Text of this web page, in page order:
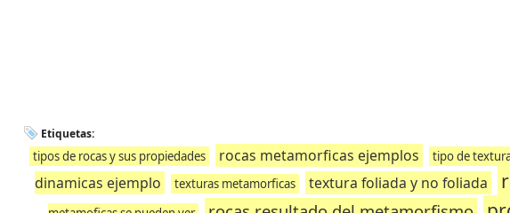
Etiquetas:
tipos de rocas y sus propiedades rocas metamorficas ejemplos tipo de
dinamicas ejemplo
texturas metamorficas textura foliada y no foliada